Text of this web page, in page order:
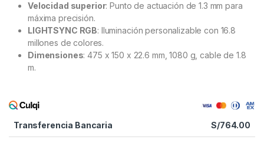
Velocidad superior: Punto de actuación de 1.3 mm para
máxima precisión.
LIGHTSYNC RGB: Iluminación personalizable con 16.8
millones de colores.
Dimensiones: 475 x 150 x 22.6 mm, 1080 g, cable de 1.8
m.
Transferencia Bancaria S/764.00